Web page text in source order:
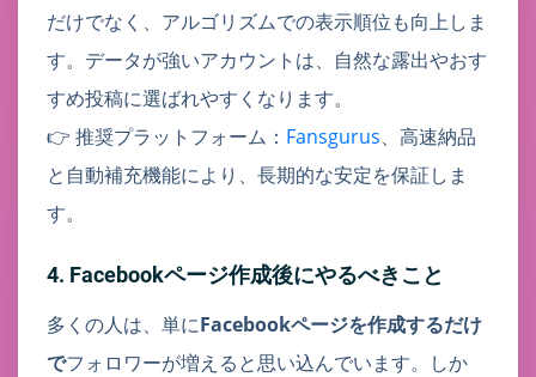
だけでなく、アルゴリズムでの表示順位も向上しま
す。データが強いアカウントは、自然な露出やおす
すめ投稿に選ばれやすくなります。
👉 推奨プラットフォーム： Fansgurus、高速納品
と自動補充機能により、長期的な安定を保証しま
す。
4. Facebookページ作成後にやるべきこと
多くの人は、単にFacebookページを作成するだけ
でフォロワーが増えると思い込んでいます。しか